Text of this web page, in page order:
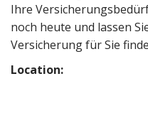
Ihre
noch heute und lassen
Versicherung für Sie
Location: